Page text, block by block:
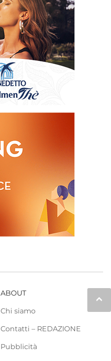
keyboard_arrow_up
ABOUT
Chi siamo
Contatti – REDAZIONE
Pubblicità